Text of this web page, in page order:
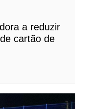
a reduzir
cartão de